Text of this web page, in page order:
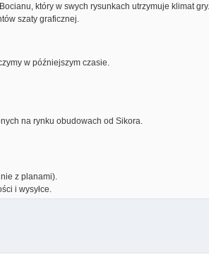
który w swych rysunkach utrzymuje klimat gry.
szaty graficznej.
w późniejszym czasie.
na rynku obudowach od Sikora.
z planami).
i wysyłce.